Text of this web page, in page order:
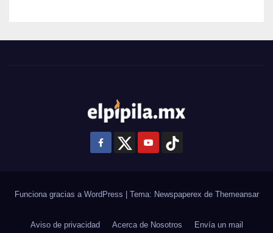
Funciona gracias a WordPress Tema: Newspaperex de Themeansar
Aviso de privacidad Acerca de Nosotros Envía un mail